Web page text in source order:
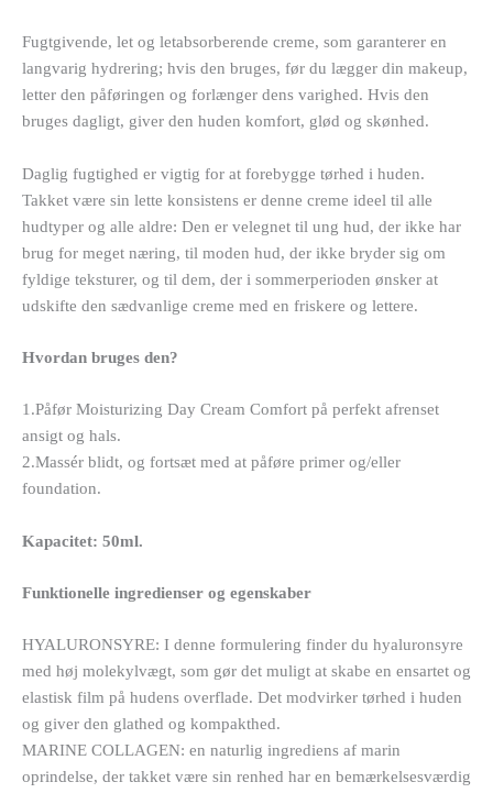
Fugtgivende, let og letabsorberende creme, som garanterer en
langvarig hydrering; hvis den bruges, før du lægger din makeup,
letter den påføringen og forlænger dens varighed. Hvis den
bruges dagligt, giver den huden komfort, glød og skønhed.
Daglig fugtighed er vigtig for at forebygge tørhed i huden.
Takket være sin lette konsistens er denne creme ideel til alle
hudtyper og alle aldre: Den er velegnet til ung hud, der ikke har
brug for meget næring, til moden hud, der ikke bryder sig om
fyldige teksturer, og til dem, der i sommerperioden ønsker at
udskifte den sædvanlige creme med en friskere og lettere.
Hvordan bruges den?
1.Påfør Moisturizing Day Cream Comfort på perfekt afrenset
ansigt og hals.
2.Massér blidt, og fortsæt med at påføre primer og/eller
foundation.
Kapacitet: 50ml.
Funktionelle ingredienser og egenskaber
HYALURONSYRE: I denne formulering finder du hyaluronsyre
med høj molekylvægt, som gør det muligt at skabe en ensartet og
elastisk film på hudens overflade. Det modvirker tørhed i huden
og giver den glathed og kompakthed.
MARINE COLLAGEN: en naturlig ingrediens af marin
oprindelse, der takket være sin renhed har en bemærkelsesværdig